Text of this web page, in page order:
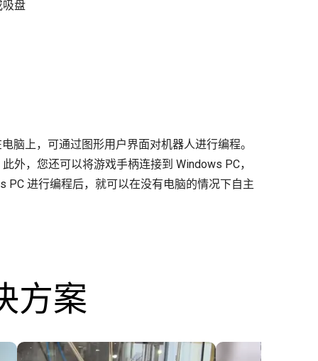
吸盘
脑上，可通过图形用户界面对机器人进行编程。
外，您还可以将游戏手柄连接到 Windows PC，
PC 进行编程后，就可以在没有电脑的情况下自主
方案